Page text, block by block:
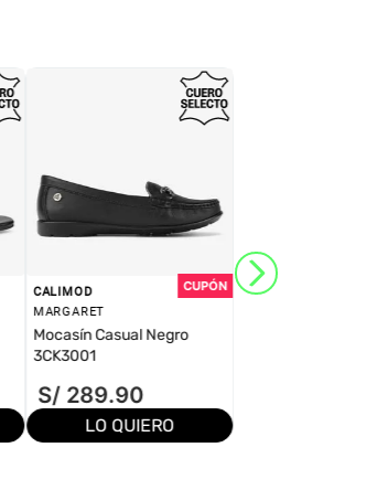
CALIMOD
MARGARET
Mocasín Casual Negro
3CK3001
S/ 289.90
LO QUIERO